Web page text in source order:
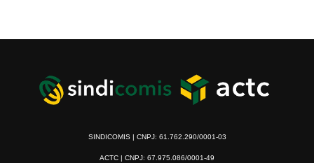
SINDICOMIS | CNPJ: 61.762.290/0001-03
ACTC | CNPJ: 67.975.086/0001-49